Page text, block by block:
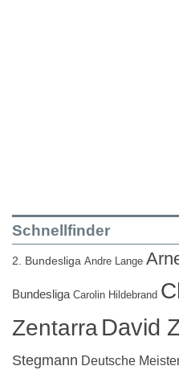
Schnellfinder
2. Bundesliga Andre Lange
Bundesliga Carolin Hildebrand
ZentarraDavid
Stegmann Deutsche